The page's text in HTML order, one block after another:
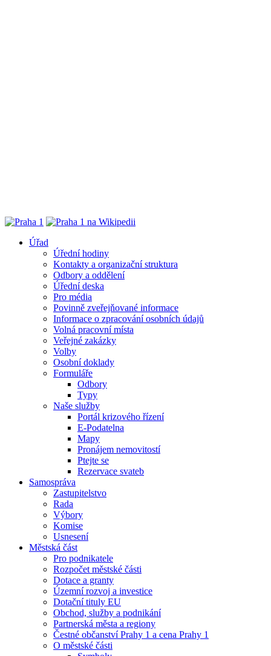
Úřad
Úřední hodiny
Kontakty a organizační struktura
Odbory a oddělení
Úřední deska
Pro média
Povinně zveřejňované informace
Informace o zpracování osobních údajů
Volná pracovní místa
Veřejné zakázky
Volby
Osobní doklady
Formuláře
Odbory
Typy
Naše služby
Portál krizového řízení
E-Podatelna
Mapy
Pronájem nemovitostí
Ptejte se
Rezervace svateb
Samospráva
Zastupitelstvo
Rada
Výbory
Komise
Usnesení
Městská část
Pro podnikatele
Rozpočet městské části
Dotace a granty
Územní rozvoj a investice
Dotační tituly EU
Obchod, služby a podnikání
Partnerská města a regiony
Čestné občanství Prahy 1 a cena Prahy 1
O městské části